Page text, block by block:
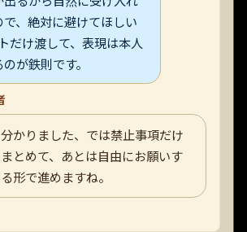
で、絶対に避けてほしい
だけ渡して、表現は本人
が鉄則です。
分かりました、では禁止事項だけ
まとめて、あとは自由にお願いす
る形で進めますね。